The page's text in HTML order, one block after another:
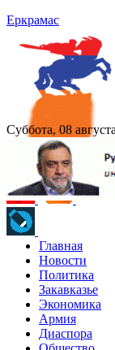
Еркрамас
Суббота, 08
Главная
Новости
Политика
Закавказье
Экономика
Армия
Диаспора